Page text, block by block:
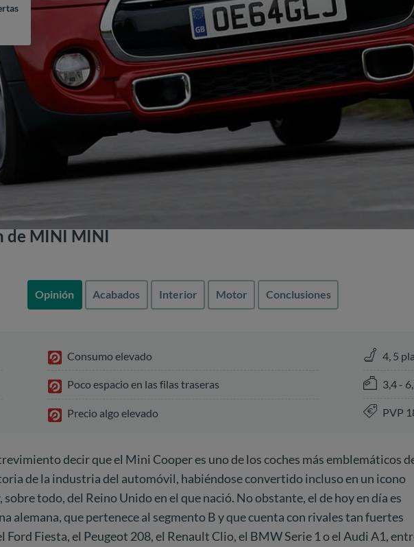
de MINI MINI
Opinión Acabados Interior Motor Conclusiones
Consumo elevado
Poco espacio en las filas traseras
Precio algo elevado
4, 5
3,4 -
PVP
decir que el Mini Cooper es uno de los coches más emblemáticos
de la industria del automóvil, habiéndose convertido incluso en un icono
sobre todo, del Reino Unido en el que nació. No obstante, el de hoy en día es
alemana, que pertenece al segmento B y que cuenta con rivales tan fuertes
Ford Fiesta, el Peugeot 208, el Renault Clio, el BMW Serie 1 o el Audi A1,